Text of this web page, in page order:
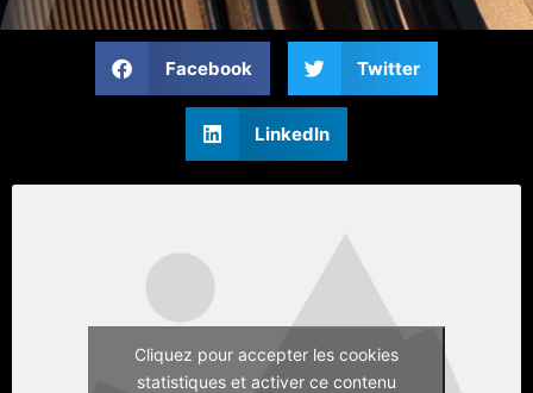
Facebook Twitter
LinkedIn
Cliquez pour accepter les cookies
statistiques et activer ce contenu